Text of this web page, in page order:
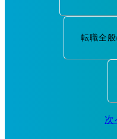
転職全
次